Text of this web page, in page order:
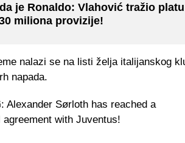
je Ronaldo: Vlahović tražio
miliona provizije!
nalazi se na listi želja italijanskog
napada.
Sørloth has reached a
agreement with Juventus!